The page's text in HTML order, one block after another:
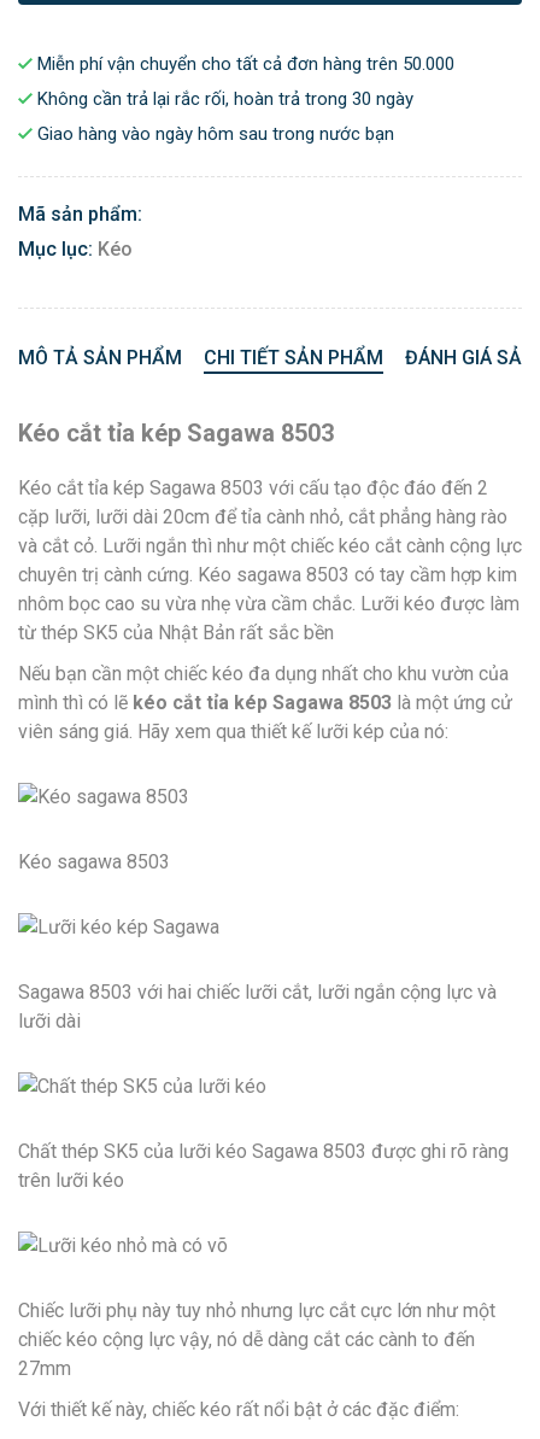
Miễn phí vận chuyển cho tất cả đơn hàng trên 50.000
Không cần trả lại rắc rối, hoàn trả trong 30 ngày
Giao hàng vào ngày hôm sau trong nước bạn
Mã sản phẩm:
Mục lục: Kéo
MÔ TẢ SẢN PHẨM CHI TIẾT SẢN PHẨM ĐÁNH GIÁ
Kéo cắt tỉa kép Sagawa 8503
Kéo cắt tỉa kép Sagawa 8503 với cấu tạo độc đáo đến 2
cặp lưỡi, lưỡi dài 20cm để tỉa cành nhỏ, cắt phẳng hàng rào
và cắt cỏ. Lưỡi ngắn thì như một chiếc kéo cắt cành cộng lực
chuyên trị cành cứng. Kéo sagawa 8503 có tay cầm hợp kim
nhôm bọc cao su vừa nhẹ vừa cầm chắc. Lưỡi kéo được làm
từ thép SK5 của Nhật Bản rất sắc bền
Nếu bạn cần một chiếc kéo đa dụng nhất cho khu vườn của
mình thì có lẽ kéo cắt tỉa kép Sagawa 8503 là một ứng cử
viên sáng giá. Hãy xem qua thiết kế lưỡi kép của nó:
Kéo sagawa 8503
Sagawa 8503 với hai chiếc lưỡi cắt, lưỡi ngắn cộng lực và
lưỡi dài
Chất thép SK5 của lưỡi kéo Sagawa 8503 được ghi rõ ràng
trên lưỡi kéo
Chiếc lưỡi phụ này tuy nhỏ nhưng lực cắt cực lớn như một
chiếc kéo cộng lực vậy, nó dễ dàng cắt các cành to đến
27mm
Với thiết kế này, chiếc kéo rất nổi bật ở các đặc điểm: